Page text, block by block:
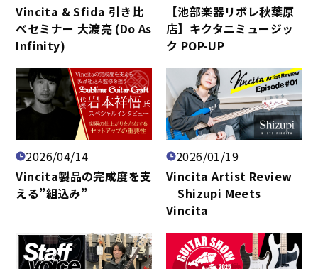
Vincita & Sfida 引き比
べセミナー 大渡亮 (Do As
Infinity)
【池部楽器リボレ秋葉原
店】キクタニミュージッ
ク POP-UP
2026/04/14
Vincita製品の完成度を支
える”組込み”
2026/01/19
Vincita Artist Review
｜Shizupi Meets
Vincita